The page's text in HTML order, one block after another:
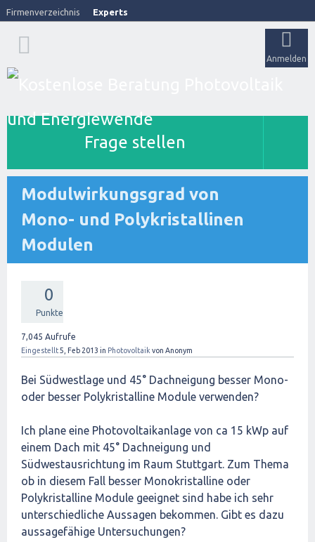
Firmenverzeichnis Experts
Anmelden
Frage stellen
Modulwirkungsgrad von
Mono- und Polykristallinen
Modulen
0
Punkte
7,045 Aufrufe
Eingestellt5, Feb 2013 in Photovoltaik von Anonym
Bei Südwestlage und 45° Dachneigung besser Mono-
oder besser Polykristalline Module verwenden?
Ich plane eine Photovoltaikanlage von ca 15 kWp auf
einem Dach mit 45° Dachneigung und
Südwestausrichtung im Raum Stuttgart. Zum Thema
ob in diesem Fall besser Monokristalline oder
Polykristalline Module geeignet sind habe ich sehr
unterschiedliche Aussagen bekommen. Gibt es dazu
aussagefähige Untersuchungen?